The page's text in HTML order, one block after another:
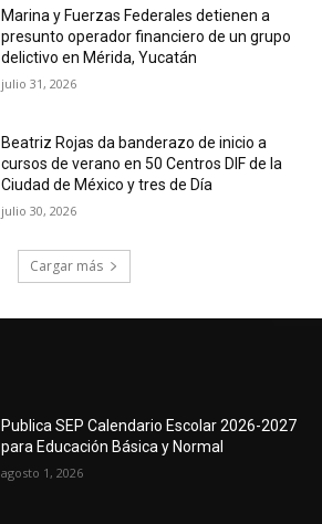
Marina y Fuerzas Federales detienen a
presunto operador financiero de un grupo
delictivo en Mérida, Yucatán
julio 31, 2026
Beatriz Rojas da banderazo de inicio a
cursos de verano en 50 Centros DIF de la
Ciudad de México y tres de Día
julio 30, 2026
Cargar más
Publica SEP Calendario Escolar 2026-2027
para Educación Básica y Normal
agosto 1, 2026